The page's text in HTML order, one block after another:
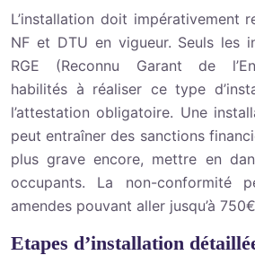
L’installation doit impérativement
NF et DTU en vigueur. Seuls les
RGE (Reconnu Garant de
habilités à réaliser ce type
l’attestation obligatoire. Une
peut entraîner des sanctions
plus grave encore, mettre en
occupants. La non-conformité
amendes pouvant aller jusqu’à
Etapes d’installation